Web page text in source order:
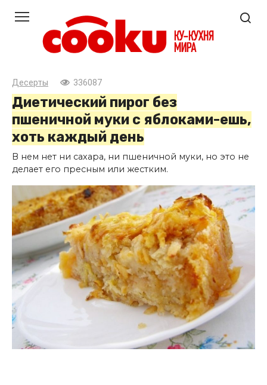
контенту
Десерты 336087
Диетический пирог без
пшеничной муки с яблоками-ешь,
хоть каждый день
В нем нет ни сахара, ни пшеничной муки, но это не
делает его пресным или жестким.